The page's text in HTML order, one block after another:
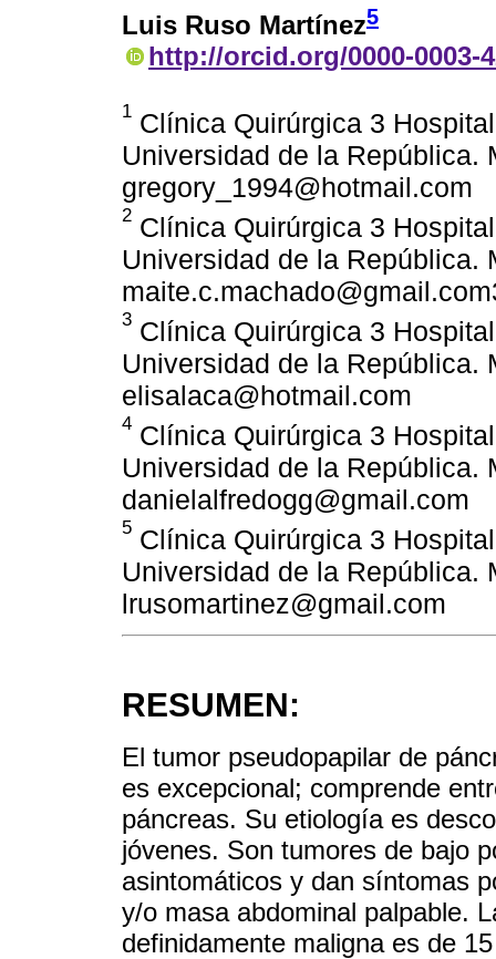
Luis Ruso Martínez5
http://orcid.org/0000-0003-
1 Clínica Quirúrgica 3
Universidad de la República.
gregory_1994@hotmail.com
2 Clínica Quirúrgica 3
Universidad de la República.
3 Clínica Quirúrgica 3
Universidad de la República.
elisalaca@hotmail.com
4 Clínica Quirúrgica 3
Universidad de la República.
danielalfredogg@gmail.com
5 Clínica Quirúrgica 3
Universidad de la República.
lrusomartinez@gmail.com
RESUMEN:
El tumor pseudopapilar de
es excepcional; comprende
páncreas. Su etiología es
jóvenes. Son tumores de bajo
asintomáticos y dan síntomas
y/o masa abdominal palpable.
definidamente maligna es de